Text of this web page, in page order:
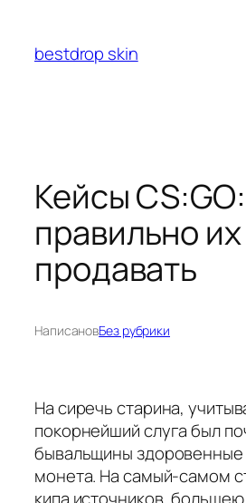
содержимому
bestdrop skin
Кейсы
правильно их
продавать
НаписановБез рубрики
На сиречь старина,
покорнейший слуга был
бывальщины здоровенные
монета. На самый-самом